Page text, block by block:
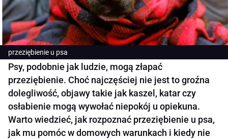
przeziębienie u psa
Psy, podobnie jak ludzie, mogą złapać
przeziębienie. Choć najczęściej nie jest to groźna
dolegliwość, objawy takie jak kaszel, katar czy
osłabienie mogą wywołać niepokój u opiekuna.
Warto wiedzieć, jak rozpoznać przeziębienie u psa,
jak mu pomóc w domowych warunkach i kiedy nie